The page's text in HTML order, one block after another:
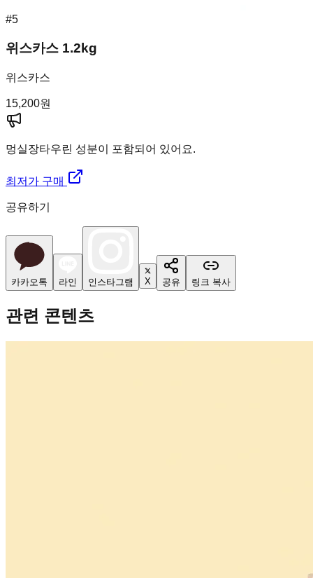
#5
위스카스 1.2kg
위스카스
15,200원
멍실장타우린 성분이 포함되어 있어요.
최저가 구매
공유하기
카카오톡 라인 인스타그램 X 공유 링크 복사
관련 콘텐츠